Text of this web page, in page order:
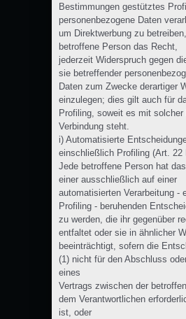
Bestimmungen gestütztes
personenbezogene Daten
um Direktwerbung zu
betroffene Person das Recht,
jederzeit Widerspruch gegen
sie betreffender
Daten zum Zwecke derartiger
einzulegen; dies gilt auch für
Profiling, soweit es mit solcher
Verbindung steht.
i) Automatisierte
einschließlich Profiling (Art. 22
Jede betroffene Person hat
einer ausschließlich auf einer
automatisierten Verarbeitung -
Profiling - beruhenden
zu werden, die ihr gegenüber
entfaltet oder sie in ähnlicher
beeinträchtigt, sofern die
(1) nicht für den Abschluss
eines
Vertrags zwischen der
dem Verantwortlichen
ist, oder